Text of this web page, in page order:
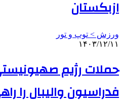
ازبکستان
ورزش > توپ و تور
۱۴۰۳/۱۲/۱۱
حملات رژیم
فدراسیون والیبال را